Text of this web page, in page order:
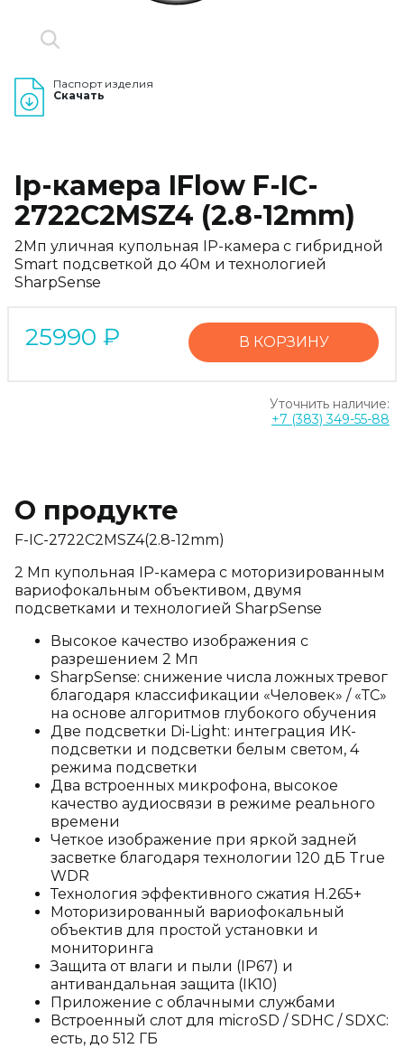
Паспорт изделия
Скачать
Ip-камера IFlow F-IC-
2722C2MSZ4 (2.8-12mm)
2Мп уличная купольная IP-камера с гибридной
Smart подсветкой до 40м и технологией
SharpSense
25990 ₽ В КОРЗИНУ
Уточнить наличие:
+7 (383) 349-55-88
О продукте
F-IC-2722C2MSZ4(2.8-12mm)
2 Мп купольная IP-камера с моторизированным
вариофокальным объективом, двумя
подсветками и технологией SharpSense
Высокое качество изображения с
разрешением 2 Мп
SharpSense: снижение числа ложных тревог
благодаря классификации «Человек» / «ТС»
на основе алгоритмов глубокого обучения
Две подсветки Di-Light: интеграция ИК-
подсветки и подсветки белым светом, 4
режима подсветки
Два встроенных микрофона, высокое
качество аудиосвязи в режиме реального
времени
Четкое изображение при яркой задней
засветке благодаря технологии 120 дБ True
WDR
Технология эффективного сжатия H.265+
Моторизированный вариофокальный
объектив для простой установки и
мониторинга
Защита от влаги и пыли (IP67) и
антивандальная защита (IK10)
Приложение с облачными службами
Встроенный слот для microSD / SDHC / SDXC:
есть, до 512 ГБ